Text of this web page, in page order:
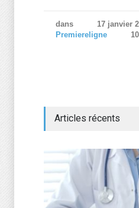
dans
17 janvier
Premiereligne
Articles récents